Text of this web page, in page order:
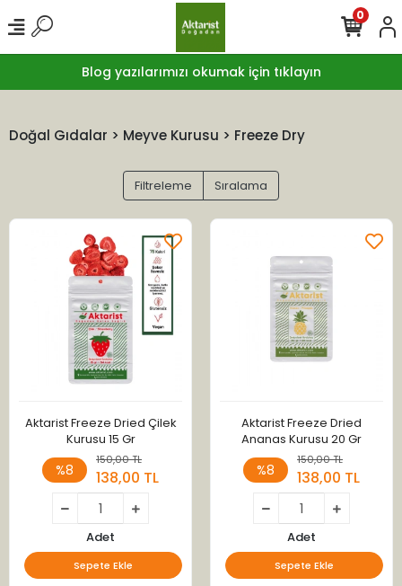
Blog yazılarımızı okumak için tıklayın
0
Doğal Gıdalar > Meyve Kurusu > Freeze Dry
Filtreleme Sıralama
Aktarist Freeze Dried Çilek
Kurusu 15 Gr
%8
150,00 TL
138,00 TL
Adet
Sepete Ekle
Aktarist Freeze Dried
Ananas Kurusu 20 Gr
%8
150,00 TL
138,00 TL
Adet
Sepete Ekle